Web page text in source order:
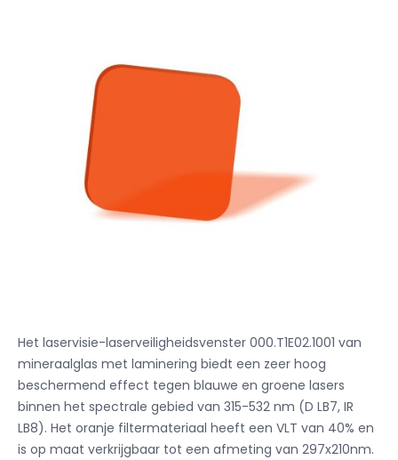
Het laservisie-laserveiligheidsvenster 000.T1E02.1001 van
mineraalglas met laminering biedt een zeer hoog
beschermend effect tegen blauwe en groene lasers
binnen het spectrale gebied van 315-532 nm (D LB7, IR
LB8). Het oranje filtermateriaal heeft een VLT van 40% en
is op maat verkrijgbaar tot een afmeting van 297x210nm.